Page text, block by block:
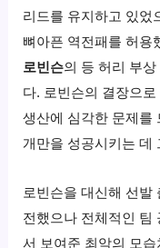
리드를 유지하고 있었
뼈아픈 역전패를 허용
로빈슨의 등 허리 부
다. 로빈슨의 결장으
생산에 심각한 문제를
개만을 성공시키는 데
로빈슨을 대신해 선발
전했으나 전체적인 팀
서 보여준 최악의 모